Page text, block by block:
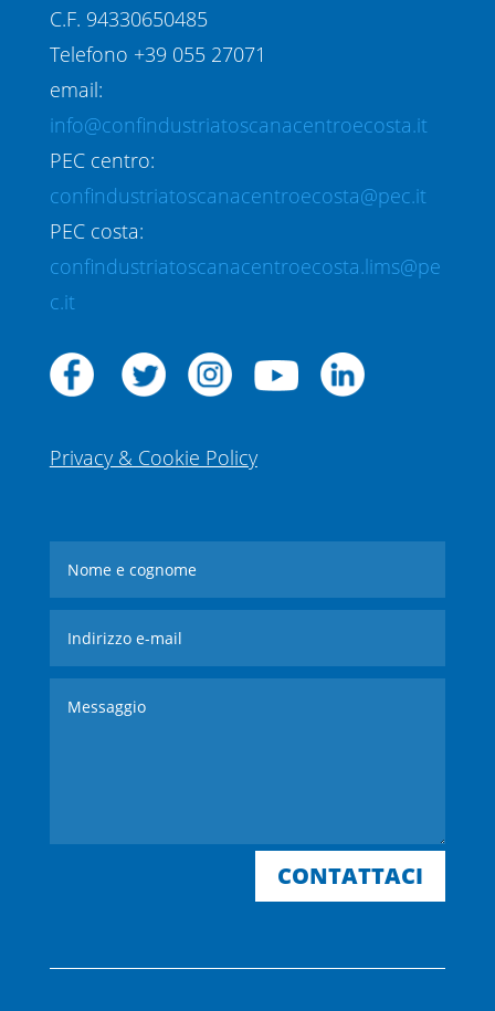
C.F. 94330650485
Telefono +39 055 27071
email:
info@confindustriatoscanacentroecosta.it
PEC centro:
confindustriatoscanacentroecosta@pec.it
PEC costa:
confindustriatoscanacentroecosta.lims@pe
c.it
Privacy & Cookie Policy
CONTATTACI